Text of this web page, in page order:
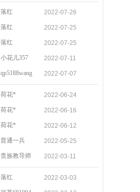
落红 2022-07-26
落红 2022-07-25
落红 2022-07-25
小花儿357 2022-07-11
qp5188wang 2022-07-07
荷花* 2022-06-24
荷花* 2022-06-16
荷花* 2022-06-12
普通一兵 2022-05-25
贵族教导师 2022-03-11
落红 2022-03-03